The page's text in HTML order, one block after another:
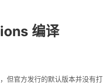
编译
但官方发行的默认版本并没有打